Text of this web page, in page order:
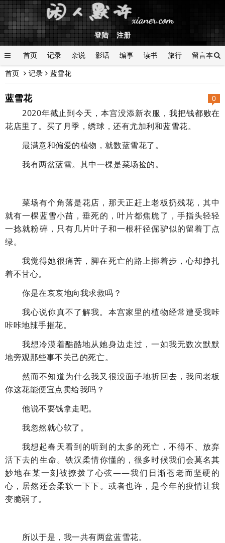
登陆 注册
首页 记录 杂说 影话 编事 读书 旅行 留言本
登陆
首页 记录 蓝雪花
0
蓝雪花
2020年截止到今天，本宫没添新衣服，我把钱都败在
花店里了。 买了月季，绣球，还有尤加利和蓝雪花。
最满意和偏爱的植物，就数蓝雪花了。
我有两盆蓝雪。其中一棵是菜场捡的。
菜场有个角落是花店，那天正赶上老板扔残花，其中
就有一棵蓝雪小苗，垂死的，叶片都焦脆了，手指头轻轻
一捻就粉碎，只有几片叶子和一根杆径倔驴似的留着丁点
绿。
我觉得她很痛苦，脚在死亡的路上挪着步，心却挣扎
着不甘心。
你是在哀哀地向我求救吗？
我心说你真不了解我。本宫家里的植物经常遭受我咔
咔咔地辣手摧花。
我想冷漠着酷酷地从她身边走过，一如我无数次默默
地旁观那些事不关己的死亡。
然而不知道为什么我又很没面子地折回去，我问老板
你这花能便宜点卖给我吗？
他说不要钱拿走吧。
我忽然就心软了。
我想起春天看到的听到的太多的死亡，不得不、放弃
活下去的生命。铁汉柔情你懂的，很多时候我们会莫名其
妙地在某一刻被撩拨了心弦——我们日渐苍老而坚硬的
心，居然还会柔软一下下。或者也许，是今年的疫情让我
变脆弱了。
所以于是，我一共有两盆蓝雪花。